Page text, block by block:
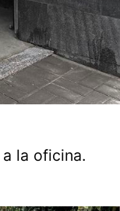
la oficina.